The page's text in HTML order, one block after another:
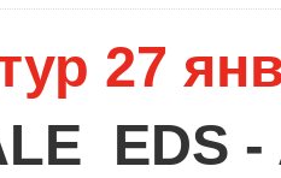
27
EDS